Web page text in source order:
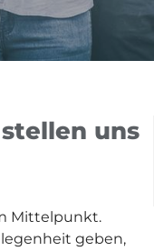
uns
Mittelpunkt.
geben,